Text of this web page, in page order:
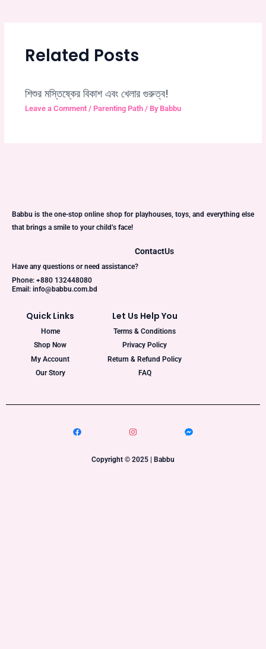
Related Posts
শিশুর মস্তিষ্কের বিকাশ এবং খেলার গুরুত্ব!
Leave a Comment/ Parenting Path/ By Babbu
Babbu is the one-stop online shop for playhouses, toys, and everything else
that brings a smile to your child’s face!
ContactUs
Have any questions or need assistance?
Phone: +880 132448080
Email: info@babbu.com.bd
Quick Links
Home
Shop Now
My Account
Our Story
Let Us Help You
Terms & Conditions
Privacy Policy
Return & Refund Policy
FAQ
Copyright © 2025 | Babbu​